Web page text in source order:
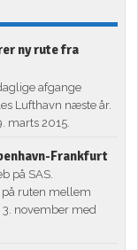
ny rute fra
afgange
Lufthavn næste år.
marts 2015.
Frankfurt
på SAS.
på ruten mellem
november med